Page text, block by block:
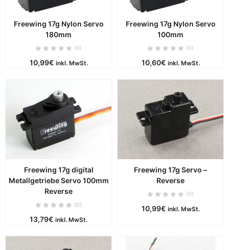
Freewing 17g Nylon Servo
180mm
(0)
10,99€ inkl. MwSt.
Freewing 17g Nylon Servo
100mm
(0)
10,60€ inkl. MwSt.
Freewing 17g digital
Metallgetriebe Servo 100mm
Reverse
(0)
13,79€ inkl. MwSt.
Freewing 17g Servo –
Reverse
(0)
10,99€ inkl. MwSt.